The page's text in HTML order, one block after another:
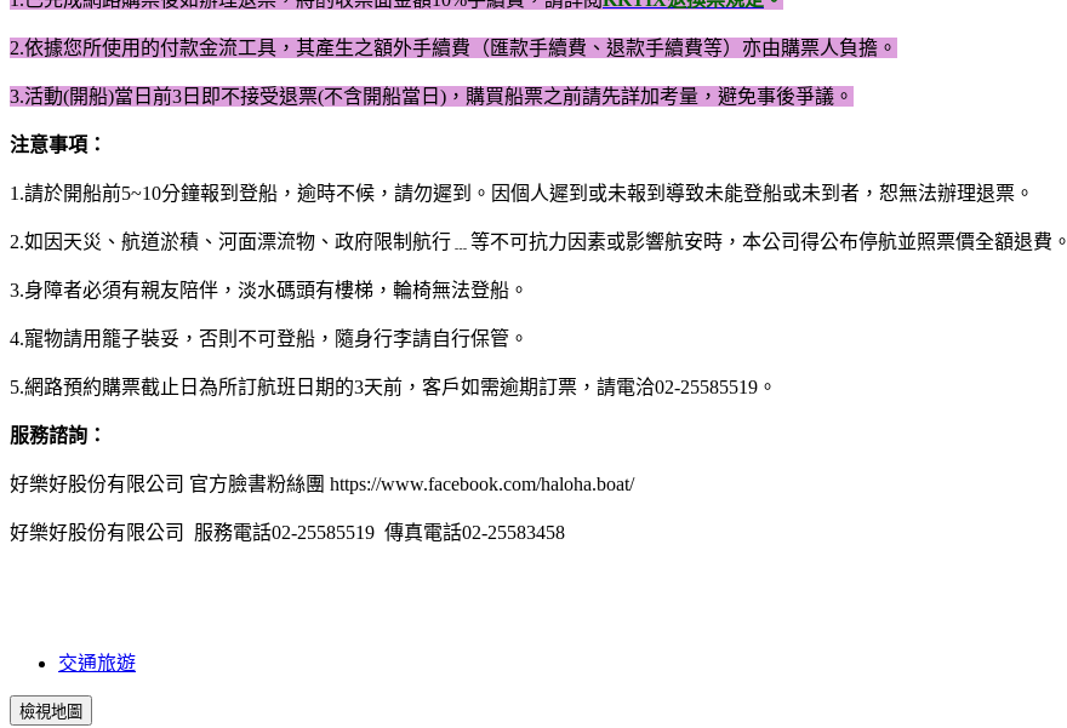
2.依據您所使用的付款金流工具，其產生之額外手續費（匯款手續費、退款手續費等）亦由購票人負擔。
3.活動(開船)當日前3日即不接受退票(不含開船當日)，​ 購買船票之前請先詳加考量，避免事後爭議。
注意事項：
1.請於開船前5~10分鐘報到登船，逾時不候，請勿遲到。因個人遲到或未報到導致未能登船或未到者，恕無法辦理退票。
2.如因天災、航道淤積、河面漂流物、政府限制航行﹍等不可抗力因素或影響航安時，本公司得公布停航並照票價全額退費。
3.身障者必須有親友陪伴，淡水碼頭有樓梯，輪椅無法登船。
4.寵物請用籠子裝妥，否則不可登船，隨身行李請自行保管。
5.網路預約購票截止日為所訂航班日期的3天前，客戶如需逾期訂票，請電洽02-25585519。
服務諮詢：
好樂好股份有限公司 官方臉書粉絲團 https://www.facebook.com/haloha.boat/
好樂好股份有限公司 服務電話02-25585519 傳真電話02-25583458
交通旅遊
檢視地圖